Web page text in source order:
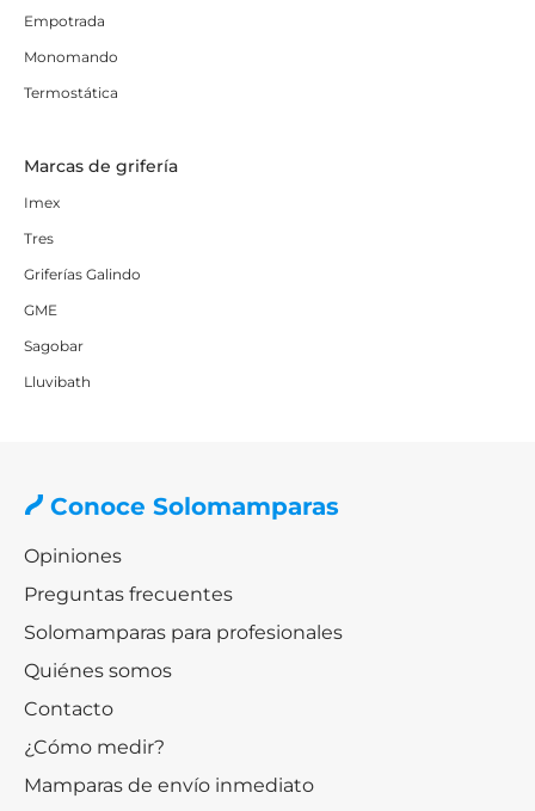
Empotrada
Monomando
Termostática
Marcas de grifería
Imex
Tres
Griferías Galindo
GME
Sagobar
Lluvibath
Conoce Solomamparas
Opiniones
Preguntas frecuentes
Solomamparas para profesionales
Quiénes somos
Contacto
¿Cómo medir?
Mamparas de envío inmediato